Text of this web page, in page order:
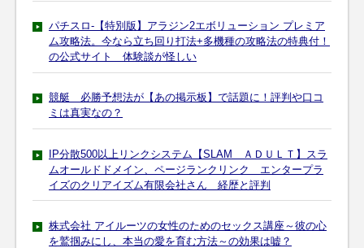
パチスロ-【特別版】アラジン2エボリューション プレミア
ム攻略法。今なら立ち回り打法+多機種の攻略法の特典付！
の公式サイト 体験談が怪しい
競艇 必勝予想法が【あの掲示板】で話題に！評判や口コ
ミは真実なの？
IP分散500以上リンクシステム【SLAM ＡＤＵＬＴ】スラ
ムオールドドメイン、ページランクリンク エンタープラ
イズのクリアイズム有限会社さん 経歴と評判
株式会社 アイルーツの女性のためのセックス講座～彼の心
を鷲掴みにし、本当の愛を育む方法～の効果は嘘？